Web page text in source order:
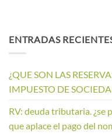
ENTRADAS
¿QUE SON LAS
IMPUESTO DE
RV: deuda tributaria. ¿se
que aplace el pago del